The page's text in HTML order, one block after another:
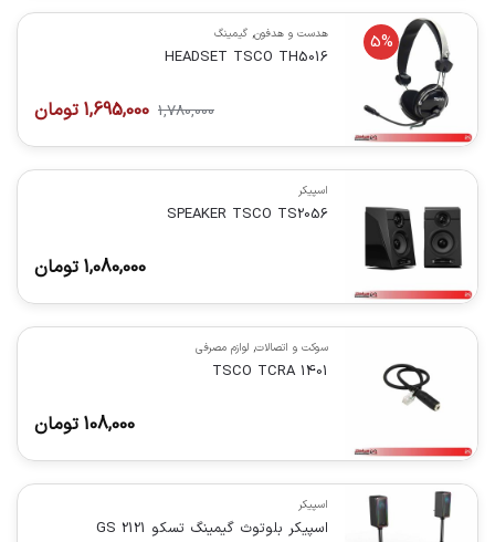
5% هدست و هدفون, گیمینگ
HEADSET TSCO TH5016
1,780,000
1,695,000 تومان
اسپیکر
SPEAKER TSCO TS2056
1,080,000 تومان
سوکت و اتصالات, لوازم مصرفی
TSCO TCRA 1401
108,000 تومان
اسپیکر
اسپیکر بلوتوث گیمینگ تسکو GS 2121